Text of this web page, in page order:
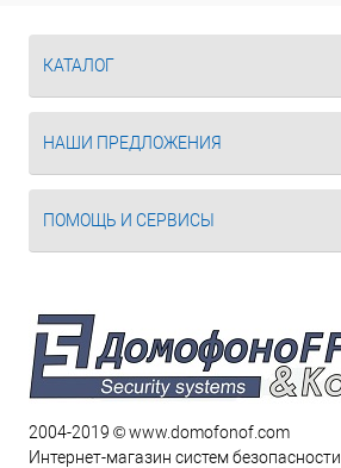
КАТАЛОГ
НАШИ ПРЕДЛОЖЕНИЯ
ПОМОЩЬ И СЕРВИСЫ
2004-2019 © www.domofonof.com
Интернет-магазин систем безопасности